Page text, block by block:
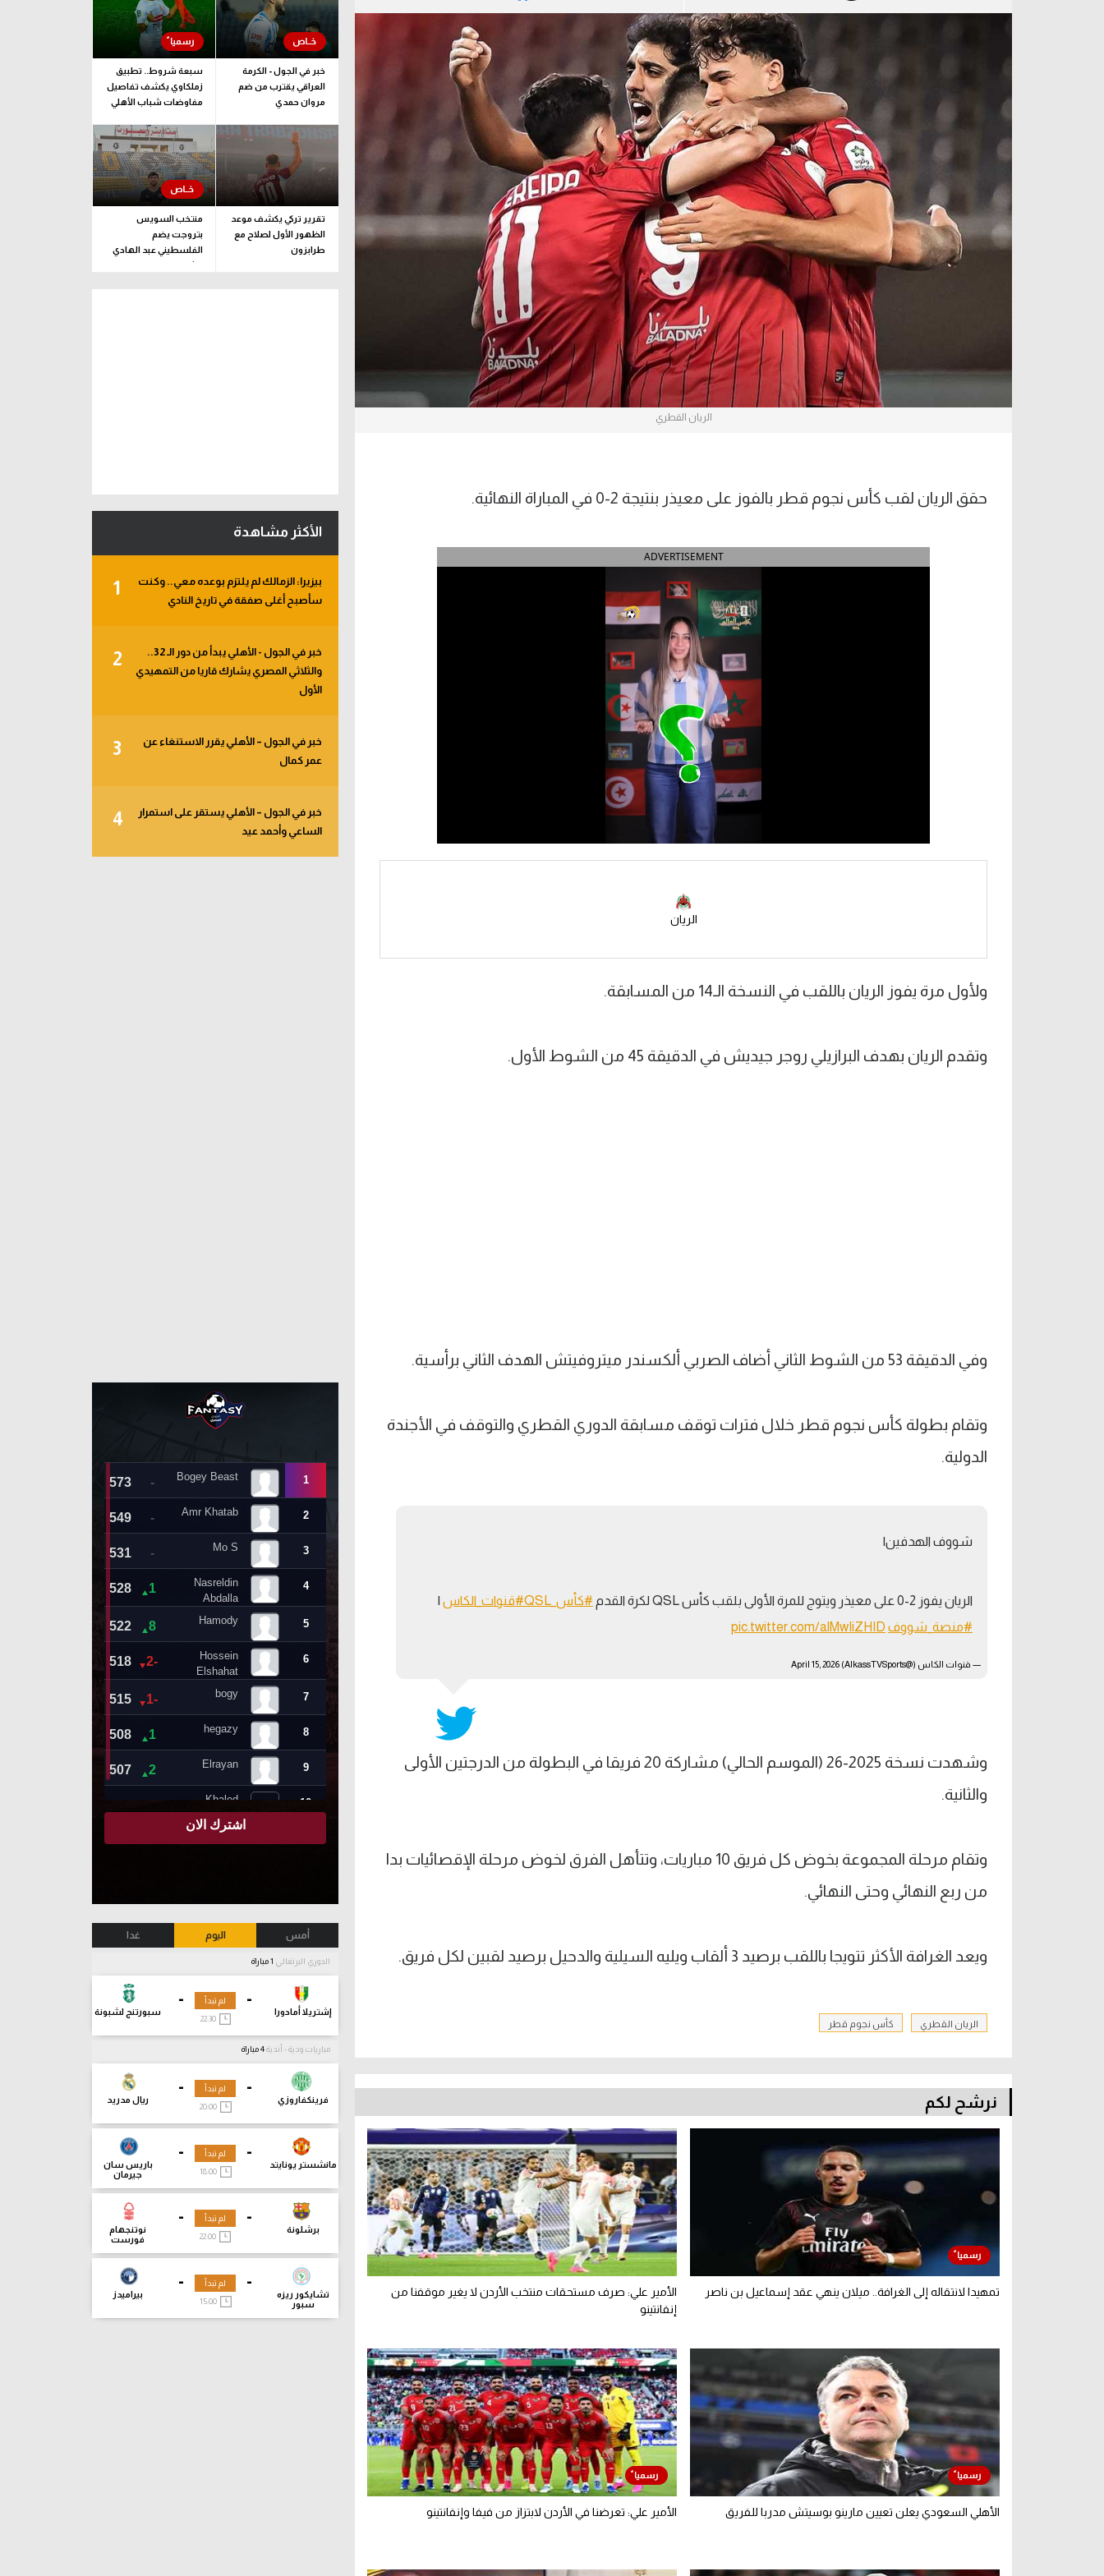
الدوري السعودي للمحترفين
دوري أبطال أوروبا
دوري أبطال إفريقيا
كل البطولات
رياضات أخرى
آسيا
الريان القطري
حقق الريان لقب كأس نجوم قطر بالفوز على معيذر بنتيجة 2-0 في المباراة النهائية.
ADVERTISEMENT
الريان
ولأول مرة يفوز الريان باللقب في النسخة الـ14 من المسابقة.
وتقدم الريان بهدف البرازيلي روجر جيديش في الدقيقة 45 من الشوط الأول.
وفي الدقيقة 53 من الشوط الثاني أضاف الصربي ألكسندر ميتروفيتش الهدف الثاني برأسية.
وتقام بطولة كأس نجوم قطر خلال فترات توقف مسابقة الدوري القطري والتوقف في الأجندة
الدولية.
شووف الهدفين|
الريان يفوز 2-0 على معيذر ويتوج للمرة الأولى بلقب كأس QSL لكرة القدم #كأس_QSL #قنوات_الكاس |
#منصة_شووف pic.twitter.com/alMwIiZHID
— قنوات الكاس (@AlkassTVSports) April 15, 2026
وشهدت نسخة 2025-26 (الموسم الحالي) مشاركة 20 فريقا في البطولة من الدرجتين الأولى
والثانية.
وتقام مرحلة المجموعة بخوض كل فريق 10 مباريات، وتتأهل الفرق لخوض مرحلة الإقصائيات بدا
من ربع النهائي وحتى النهائي.
ويعد الغرافة الأكثر تتويجا باللقب برصيد 3 ألقاب ويليه السيلية والدحيل برصيد لقبين لكل فريق.
الريان القطري كأس نجوم قطر
نرشح لكم
تمهيدا لانتقاله إلى الغرافة.. ميلان ينهي عقد إسماعيل بن ناصر
الأمير علي: صرف مستحقات منتخب الأردن لا يغير موقفنا من
إنفانتينو
الأهلي السعودي يعلن تعيين مارينو بوسيتش مدربا للفريق الأمير علي: تعرضنا في الأردن لابتزاز من فيفا وإنفانتينو
خبر في الجول - الكرمة
العراقي يقترب من ضم
مروان حمدي
سبعة شروط.. تطبيق
زملكاوي يكشف تفاصيل
مفاوضات شباب الأهلي
تقرير تركي يكشف موعد
الظهور الأول لصلاح مع
طرابزون
منتخب السويس
بتروجت يضم
الفلسطيني عبد الهادي
راشد
الأكثر مشاهدة
1
بيزيرا: الزمالك لم يلتزم بوعده معي.. وكنت
سأصبح أغلى صفقة في تاريخ النادي
2
خبر في الجول - الأهلي يبدأ من دور الـ 32..
والثلاثي المصري يشارك قاريا من التمهيدي
الأول
3
خبر في الجول – الأهلي يقرر الاستنغاء عن
عمر كمال
4
خبر في الجول – الأهلي يستقر على استمرار
الساعي وأحمد عيد
أمس اليوم غدا
الدوري البرتغالي
-
إشتريلا أمادورا
-
سبورتنج لشبونة
لم تبدأ
22:30
مباريات ودية - أندية
-
فرينكفاروزي
-
ريال مدريد
لم تبدأ
20:00
-
مانشستر يونايتد
-
باريس سان
جيرمان
لم تبدأ
18:00
-
برشلونة
-
نوتنجهام
فورست
لم تبدأ
-
تشايكور ريزه
سبور
-
بيراميدز
لم تبدأ
15:00